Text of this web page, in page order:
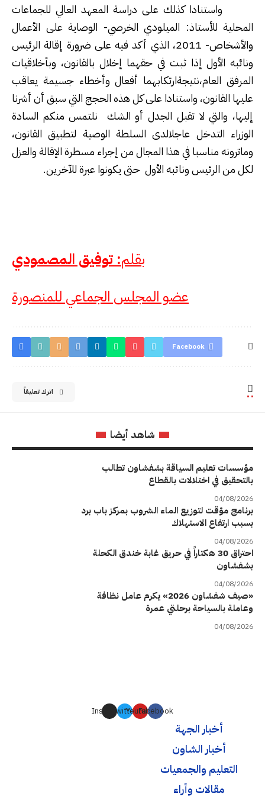
واستنادا كذلك على دراسة المعهد العالي للجماعات
المحلية للأستاذ: الميلودي الخرصي- الوصاية على الأعمال
والأشخاص- 2011، الذي أكد فيه على ضرورة إقالة الرئيس
ونائبه الأول إذا ثبت في حقهما إخلال بالقانون، وبأخلاقيات
المرفق العام،نتيجةارتكابهما أفعال وأخطاء جسيمة يعاقب
عليها القانون، واستنادا على كل هذه الحجج التي سبق أن أشرنا
إليها، والتي لا تقبل الجدل أو الشك نلتمس منكم السادة
الوزراء التدخل عاجلالدى السلطة الوصية لتطبيق القانون،
وماترونه مناسبا في هذا المجال من إجراء مسطرة الإقالة والعزل
لكل من الرئيس ونائبه الأول حتى يكونوا عبرة للآخرين.
بقلم: توفيق المصمودي
عضو المجلس الجماعي للمنصورة
Facebook
اترك تعليقاً
شاهد أيضا
مؤسسات تعليم السياقة بشفشاون تطالب
بالتحقيق في اختلالات بالقطاع
04/08/2026
برنامج مؤقت لتوزيع الماء الشروب بمركز باب برد
بسبب ارتفاع الاستهلاك
04/08/2026
احتراق 30 هكتاراً في حريق غابة خندق الكحلة
بشفشاون
04/08/2026
«صيف شفشاون 2026» يكرم عامل نظافة
وعاملة بالسياحة برحلتي عمرة
04/08/2026
Facebook
Youtube
Twitter
Instagram
أخبار الجهة
أخبار الشاون
التعليم والجمعيات
مقالات وأراء